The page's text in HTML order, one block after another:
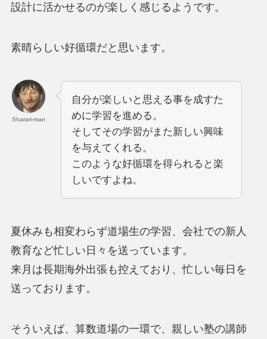
設計に活かせるのが楽しく感じるようです。
素晴らしい好循環だと思います。
Sharari-man
自分が楽しいと思える事を成すた
めに学習を進める。
そしてその学習がまた新しい興味
を与えてくれる。
このような好循環を得られると楽
しいですよね。
夏休みも相変わらず道場生の学習、会社での新人
教育など忙しい日々を送っています。
来月は長期海外出張も控えており、忙しい毎日を
送っております。
そういえば、算数道場の一環で、親しい塾の講師